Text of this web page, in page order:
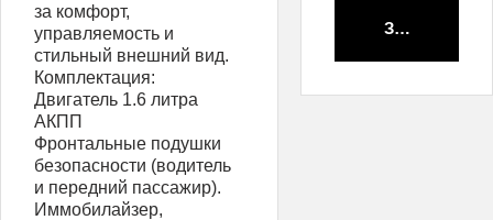
за комфорт,
управляемость и
стильный внешний вид.
Комплектация:
Двигатель 1.6 литра
АКПП
Фронтальные подушки
безопасности (водитель
и передний пассажир).
Иммобилайзер,